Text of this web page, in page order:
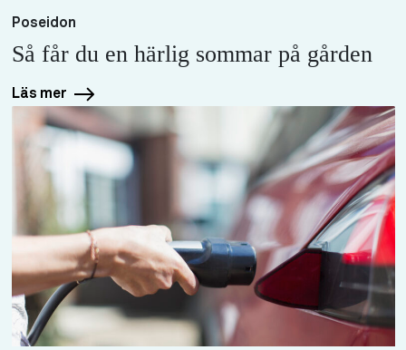
Poseidon
Så får du en härlig sommar på gården
Läs mer